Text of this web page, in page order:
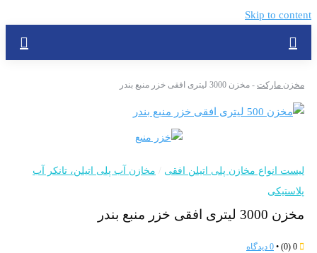
Skip to
-مخزن 3000 لیتری افقی خزر منبع بندر
مخازن پلی اتیلن افقی/مخازن آب پلی اتیلن، تانکر آب